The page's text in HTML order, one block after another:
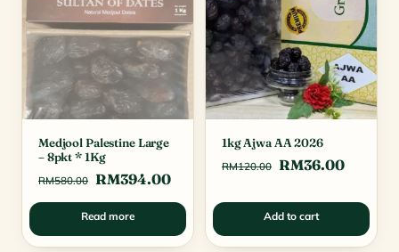
Medjool Palestine Large
– 8pkt * 1Kg
RM580.00 Original
price
was:
RM580.00.
RM394.00Current
price
RM394.00.
Read more
1kg Ajwa AA 2026
RM120.00 Original
was:
RM36.00
is:
Add to cart